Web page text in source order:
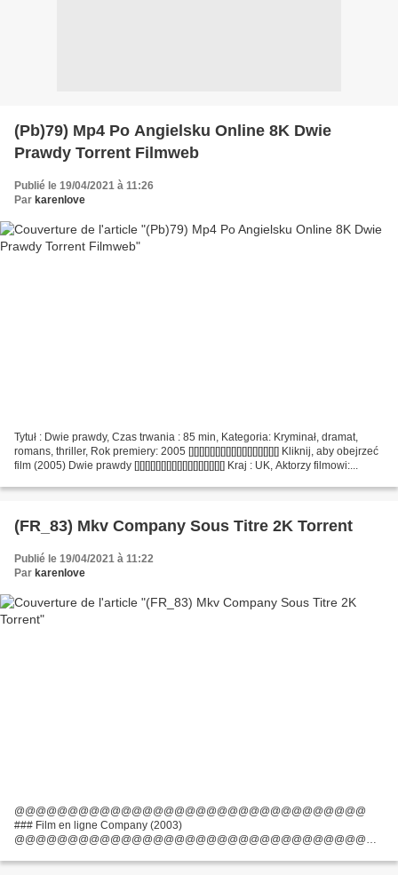
(Pb)79) Mp4 Po Angielsku Online 8K Dwie
Prawdy Torrent Filmweb
Publié le 19/04/2021 à 11:26
Par karenlove
Tytuł : Dwie prawdy, Czas trwania : 85 min, Kategoria: Kryminał, dramat,
romans, thriller, Rok premiery: 2005 [][][][][][][][][][][][][][][][][] Kliknij, aby obejrzeć
film (2005) Dwie prawdy [][][][][][][][][][][][][][][][][] Kraj : UK, Aktorzy filmowi:...
(FR_83) Mkv Company Sous Titre 2K Torrent
Publié le 19/04/2021 à 11:22
Par karenlove
@@@@@@@@@@@@@@@@@@@@@@@@@@@@@@@@@
### Film en ligne Company (2003)
@@@@@@@@@@@@@@@@@@@@@@@@@@@@@@@@@
Liste des acteurs: Neve Campbell, James Franco, Malcolm McDowell